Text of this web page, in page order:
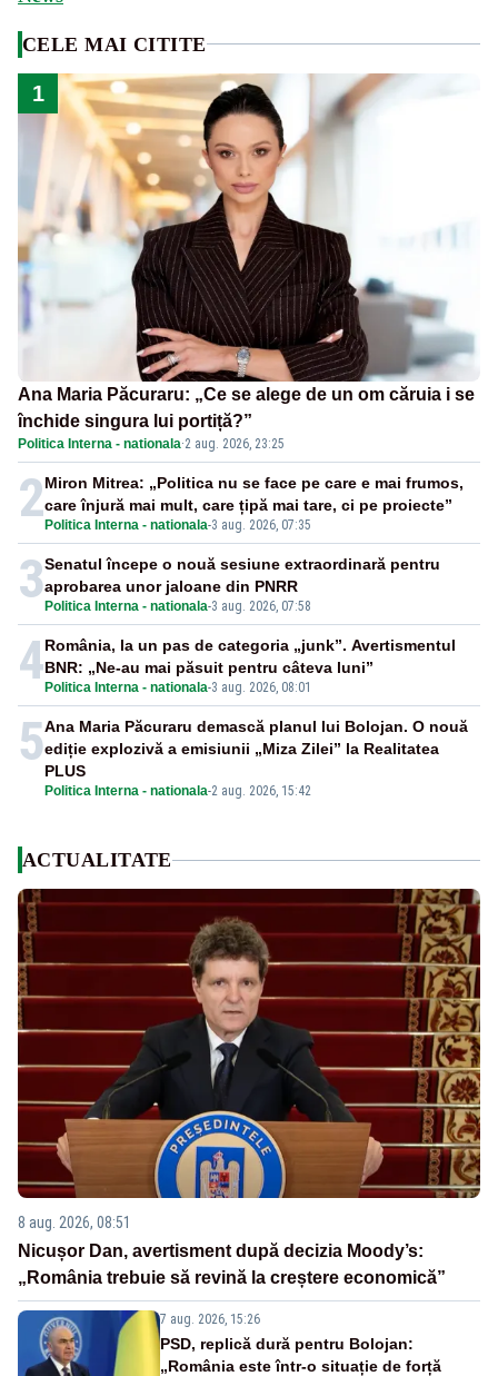
CELE MAI CITITE
1
Ana Maria Păcuraru: „Ce se alege de un om căruia i se
închide singura lui portiță?”
Politica Interna - nationala·2 aug. 2026, 23:25
2 Politica Interna - nationala-3 aug. 2026, 07:35
Miron Mitrea: „Politica nu se face pe care e mai frumos,
care înjură mai mult, care țipă mai tare, ci pe proiecte”
3 Politica Interna - nationala-3 aug. 2026, 07:58
Senatul începe o nouă sesiune extraordinară pentru
aprobarea unor jaloane din PNRR
4 Politica Interna - nationala-3 aug. 2026, 08:01
România, la un pas de categoria „junk”. Avertismentul
BNR: „Ne-au mai păsuit pentru câteva luni”
5
Politica Interna - nationala-2 aug. 2026, 15:42
Ana Maria Păcuraru demască planul lui Bolojan. O nouă
ediție explozivă a emisiunii „Miza Zilei” la Realitatea
PLUS
ACTUALITATE
8 aug. 2026, 08:51
Nicușor Dan, avertisment după decizia Moody’s:
„România trebuie să revină la creștere economică”
7 aug. 2026, 15:26
PSD, replică dură pentru Bolojan:
„România este într-o situație de forță